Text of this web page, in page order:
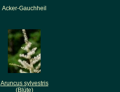
Acker-Gauchheil
Aruncus sylvestris
(Blüte)